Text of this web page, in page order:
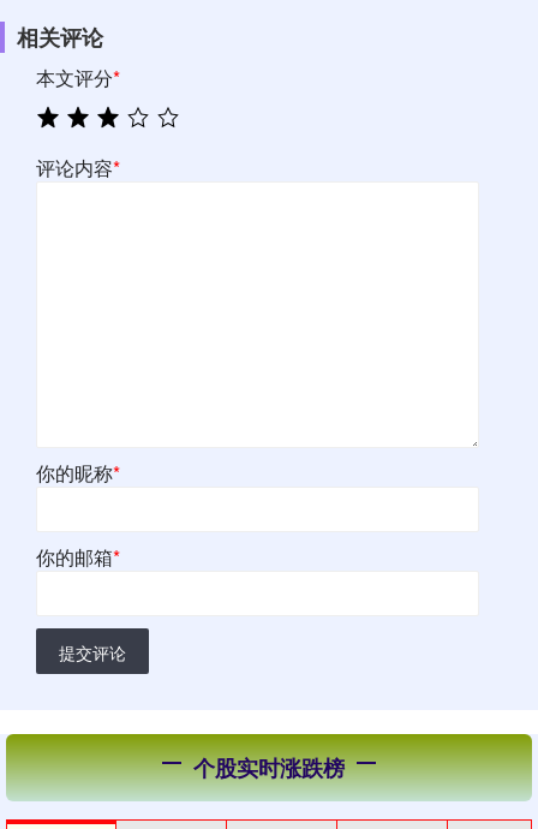
相关评论
本文评分*
评论内容*
你的昵称*
你的邮箱*
提交评论
个股实时涨跌榜